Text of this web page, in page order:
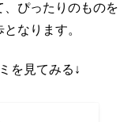
、ぴったりのものを
なります。
を見てみる↓